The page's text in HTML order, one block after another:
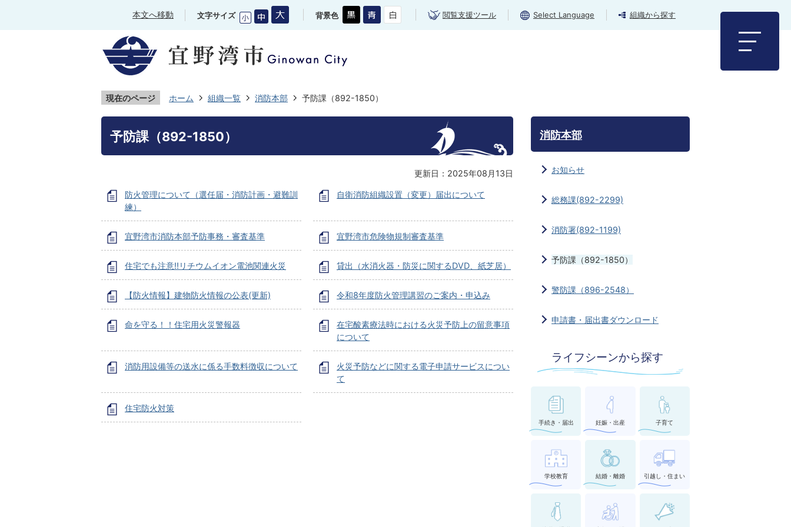
本文へ移動 文字サイズ 背景色 閲覧支援ツール Select Language 組織から探す
現在のページ ホーム 組織一覧 消防本部 予防課（892-1850）
予防課（892-1850）
更新日：2025年08月13日
防火管理について（選任届・消防計画・避難訓
練）
自衛消防組織設置（変更）届出について
宜野湾市消防本部予防事務・審査基準 宜野湾市危険物規制審査基準
住宅でも注意‼リチウムイオン電池関連火災 貸出（水消火器・防災に関するDVD、紙芝居）
【防火情報】建物防火情報の公表(更新) 令和8年度防火管理講習のご案内・申込み
命を守る！！住宅用火災警報器
在宅酸素療法時における火災予防上の留意事項
について
消防用設備等の送水に係る手数料徴収について
火災予防などに関する電子申請サービスについ
て
住宅防火対策
消防本部
お知らせ
総務課(892-2299)
消防署(892-1199)
予防課（892-1850）
警防課（896-2548）
申請書・届出書ダウンロード
ライフシーンから探す
手続き・届出 妊娠・出産 子育て
学校教育 結婚・離婚 引越し・住まい